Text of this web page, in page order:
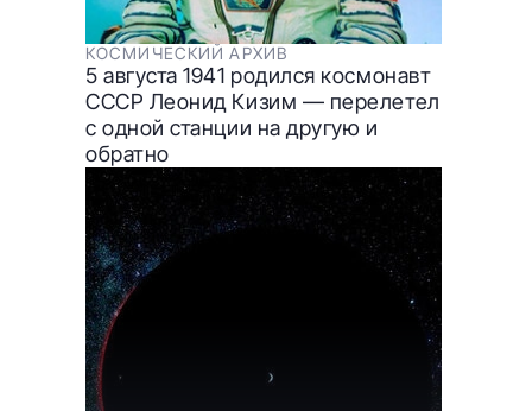
КОСМИЧЕСКИЙ АРХИВ
5 августа 1941 родился космонавт
СССР Леонид Кизим — перелетел
с одной станции на другую и
обратно